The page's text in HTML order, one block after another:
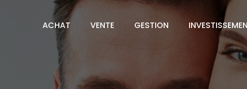
ACHAT VENTE GESTION